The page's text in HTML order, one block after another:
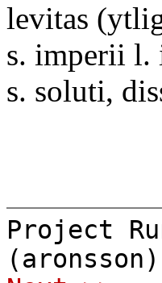
levitas
s. imperii l.
s. soluti,
Project
(aronsson)